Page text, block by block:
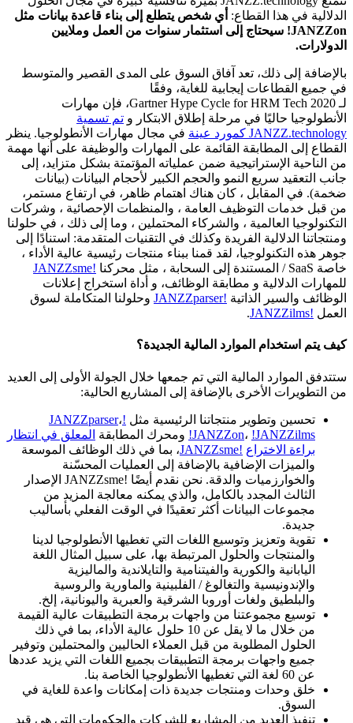
الدلالية في هذا القطاع: أي شخص يتطلع إلى بناء قاعدة بيانات مثل
JANZZon! سيحتاج إلى استثمار سنوات من العمل وملايين
الدولارات.
بالإضافة إلى ذلك، تعد آفاق السوق على المدى القصير والمتوسط
في جميع القطاعات إيجابية للغاية، وفقًا
لـ Gartner Hype Cycle for HRM Tech 2020، فإن مهارات
الأنطولوجيا حاليًا في مرحلة إطلاق الابتكار و تم تسمية
JANZZ.technology كمورد عينة
في مجال مهارات الأنطولوجيا. ينظر
القطاع إلى المطابقة القائمة على المهارات والوظيفة على أنها مهمة
من الناحية الإستراتيجية ضمن عملياته المؤتمتة بشكل متزايد، إلى
جانب التعقيد سريع النمو والحجم الكبير لأحجام البيانات (بيانات
ضخمة). في المقابل ، كان هناك اهتمام ظاهر، في ارتفاع مستمر،
من قبل خدمات التوظيف العامة ، والمنظمات الإحصائية ، وشركات
التكنولوجيا العالمية ، والشركاء المحتملين ، وما إلى ذلك ، في حلولنا
ومنتجاتنا الدلالية الفريدة وكذلك في التقنيات المتقدمة: استنادًا إلى
جوهر هذه التكنولوجيا، لقد قمنا ببناء منتجات رئيسية عالية الأداء ،
خاصة SaaS / المستندة إلى السحابة ، مثل محركنا
!JANZZsme
للمهارات الدلالية و مطابقة الوظائف، و أداة استخراج إعلانات
الوظائف والسير الذاتية !JANZZparser
وحلولنا المتكاملة لسوق
العمل !JANZZilms
.
كيف يتم استخدام الموارد المالية الجديدة؟
ستتدفق الموارد المالية التي تم جمعها خلال الجولة الأولى إلى العديد
من التطويرات الأخرى بالإضافة إلى المشاريع الحالية:
تحسين وتطوير منتجاتنا الرئيسية مثل !JANZZparser،
!JANZZon، !JANZZilms ومحرك المطابقة المعلق في انتظار
براءة الاختراع !JANZZsme
، بما في ذلك الوظائف الموسعة
والميزات الإضافية بالإضافة إلى العمليات المحسّنة
والخوارزميات والدقة. نحن نقدم أيضًا !JANZZsme الإصدار
الثالث المجدد بالكامل، والذي يمكنه معالجة المزيد من
مجموعات البيانات أكثر تعقيدًا في الوقت الفعلي بأساليب
جديدة.
تقوية وتعزيز وتوسيع اللغات التي تغطيها الأنطولوجيا لدينا
والمنتجات والحلول المرتبطة بها، على سبيل المثال اللغة
اليابانية والكورية والفيتنامية والتايلاندية والماليزية
والإندونيسية والتغالوغ / الفلبينية والماورية والروسية
والبلطيق ولغات أوروبا الشرقية والعبرية واليونانية، إلخ.
توسيع مجموعتنا من واجهات برمجة التطبيقات عالية القيمة
من خلال ما لا يقل عن 10 حلول عالية الأداء، بما في ذلك
الحلول المطلوبة من قبل العملاء الحاليين والمحتملين وتوفير
جميع واجهات برمجة التطبيقات بجميع اللغات التي يزيد عددها
عن 60 لغة التي تغطيها الأنطولوجيا الخاصة بنا.
خلق وحدات ومنتجات جديدة ذات إمكانات واعدة للغاية في
السوق.
تنفيذ العديد من المشاريع للشركات والحكومات التي هي قيد